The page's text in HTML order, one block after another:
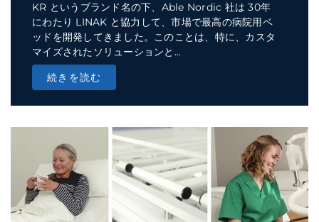
KR というブランド名の下、Able Nordic 社は 30年
にわたり LINAK と協力して、市場で最高の病院用ベ
ッドを開発してきました。このことは、特に、カスタ
マイズされたソリューションと...
続きを読む